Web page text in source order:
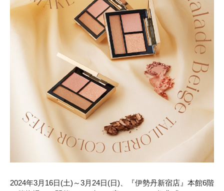
2024年3月16日(土)～3月24日(日)、『伊勢丹新宿店』本館6階